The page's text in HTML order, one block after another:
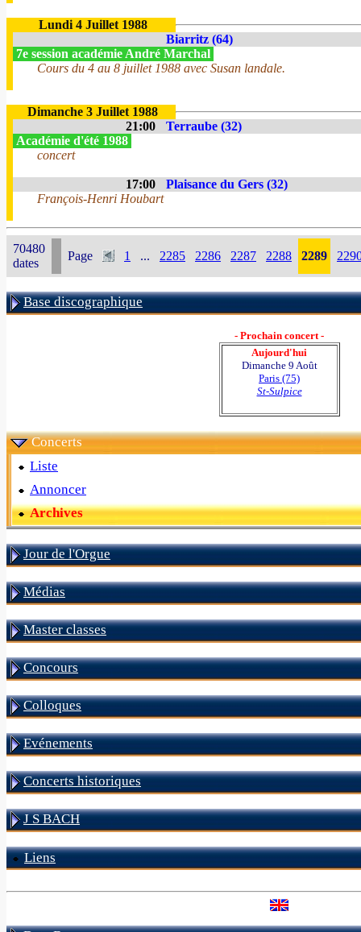
Lundi 4 Juillet 1988
Biarritz (64)
7e session académie André Marchal
Cours du 4 au 8 juillet 1988 avec Susan landale.
Dimanche 3 Juillet 1988
21:00
Terraube (32)
Académie d'été 1988
concert
17:00
Plaisance du Gers (32)
François-Henri Houbart
70480
dates
Page 1 ... 2285 2286 2287 2288 2289
Base discographique
- Prochain concert -
Aujourd'hui
Dimanche 9 Août
Paris (75)
St-Sulpice
Concerts
Liste
Annoncer
Archives
Jour de l'Orgue
Médias
Master classes
Concours
Colloques
Evénements
Concerts historiques
J S BACH
Liens